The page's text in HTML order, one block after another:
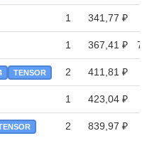
1 341,77 ₽
1 367,41 ₽
TENSOR 2 411,81 ₽
1 423,04 ₽
2 839,97 ₽